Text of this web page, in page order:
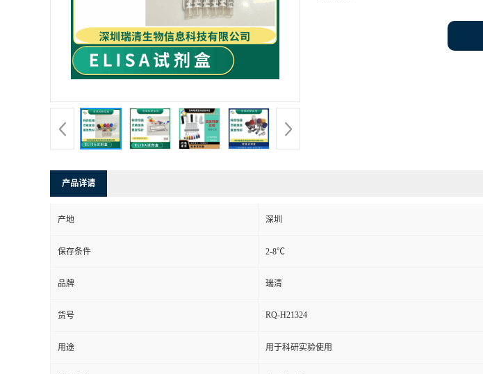
产品详请
产地 深圳
保存条件 2-8℃
品牌 瑞清
货号 RQ-H21324
用途 用于科研实验使用